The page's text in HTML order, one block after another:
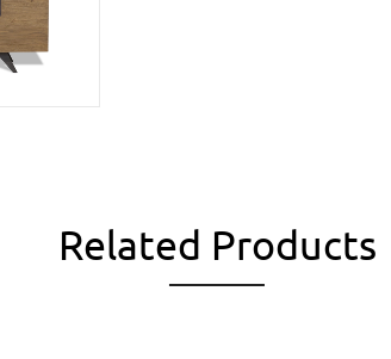
Related Products